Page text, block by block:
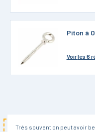
Piton à
Voirles 6
Très souvent on peut avoir